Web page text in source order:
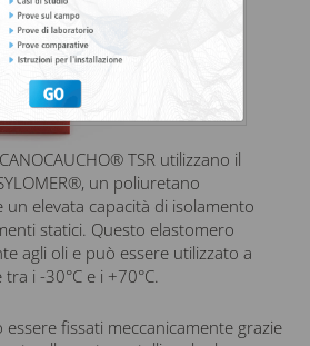
TSR utilizzano il
un poliuretano
elevata capacità di isolamento
statici. Questo elastomero
agli oli e può essere utilizzato a
i -30°C e i +70°C.
fissati meccanicamente grazie